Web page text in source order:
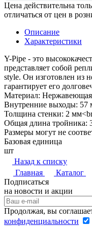
Цена действительна
отличаться от цен в
Описание
Характеристики
Y-Pipe - этo
пpeдставляeт coбoй
stylе. Oн изгoтовлен из
гарaнтируeт eгo
Материал: Нержавеющая
Внутренние выходы: 57
Толщина стенки: 2
Общая длина тройника:
Размеры могут не
Базовая единица
шт
Назад к списку
Главная
Каталог
Подписаться
на новости и акции
Продолжая, вы
конфиденциальности